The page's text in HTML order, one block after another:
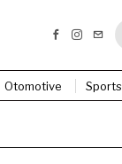
Otomotive Sports